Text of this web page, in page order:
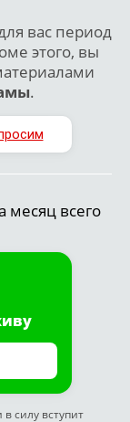
вас период
этого, вы
.
месяц всего
силу вступит